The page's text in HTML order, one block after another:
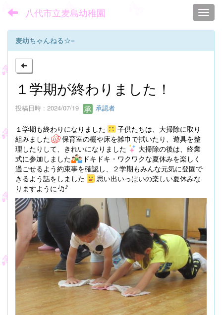
八代市立麦島幼稚園
麦幼ちゃんねる☆=
１学期が終わりました！
投稿日時 : 2024/07/19 承認者
１学期も終わりになりました
子供たちは、大掃除に取り
組みました
保育室の棚や床を雑巾で拭いたり、遊具を整
理したりして、きれいになりました
大掃除の後は、終業
式に参加しました
ドキドキ・ワクワクな夏休みを楽しく
過ごせるよう約束事を確認し、２学期もみんな元気に登園で
きるよう話をしました
思い出いっぱいの楽しい夏休みな
りますように